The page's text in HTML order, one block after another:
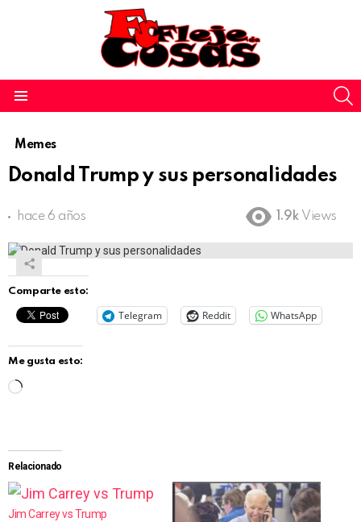
Memes
Donald Trump y sus personalidades
hace 6 años 1.9k Views
Comparte esto:
Telegram Reddit WhatsApp
Me gusta esto:
g
a
n
Relacionado
Jim Carrey vs Trump